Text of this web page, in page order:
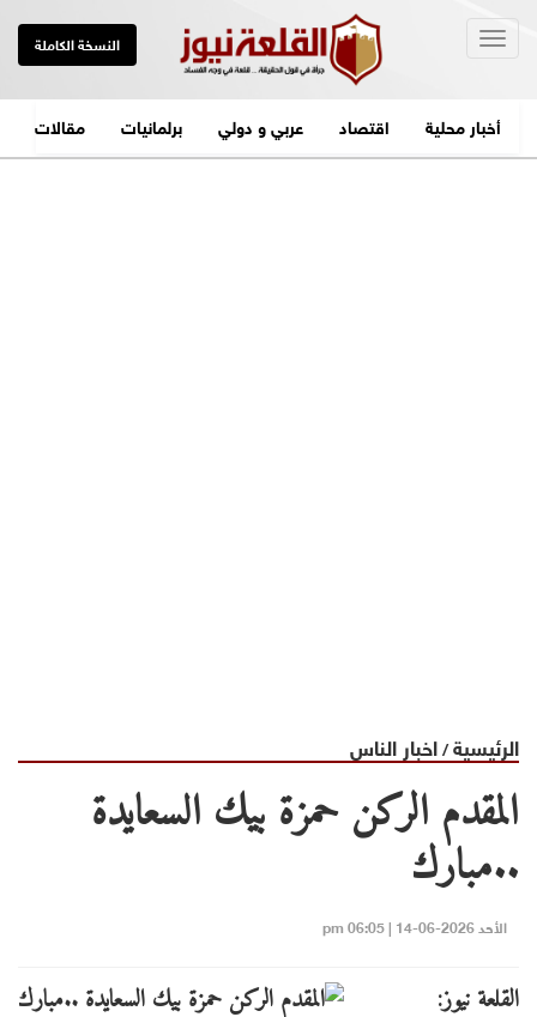
النسخة الكاملة
أخبار محلية اقتصاد عربي و دولي برلمانيات مقالات
الرئيسية/اخبار الناس
المقدم الركن حمزة بيك السعايدة
..مبارك
الأحد 2026-06-14 | 06:05 pm
القلعة نيوز: